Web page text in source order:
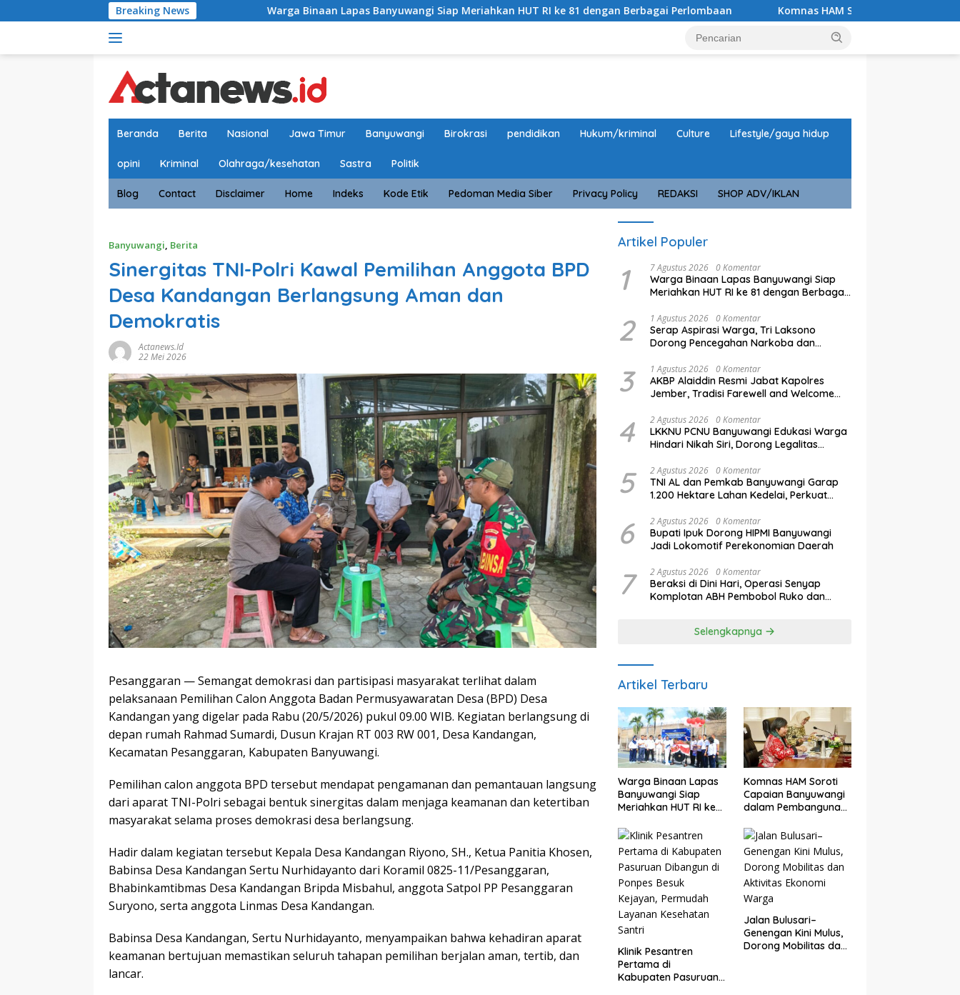
ke
Breaking NewsWarga Binaan Lapas Banyuwangi Siap Meriahkan HUT RI ke 81 dengan Berbagai Perlombaan Komnas HAM Soroti Capaian Banyuwangi dalam
Beranda Berita Nasional Jawa Timur Banyuwangi Birokrasi pendidikan Hukum/kriminal Culture Lifestyle/gaya hidup
opini Kriminal Olahraga/kesehatan Sastra Politik
Blog Contact Disclaimer Home Indeks Kode Etik Pedoman Media Siber Privacy Policy REDAKSI SHOP ADV/IKLAN
Banyuwangi, Berita
Sinergitas TNI-Polri Kawal Pemilihan Anggota BPD
Desa Kandangan Berlangsung Aman dan
Demokratis
Actanews.id
22 Mei 2026
Pesanggaran — Semangat demokrasi dan partisipasi masyarakat terlihat dalam
pelaksanaan Pemilihan Calon Anggota Badan Permusyawaratan Desa (BPD) Desa
Kandangan yang digelar pada Rabu (20/5/2026) pukul 09.00 WIB. Kegiatan berlangsung di
depan rumah Rahmad Sumardi, Dusun Krajan RT 003 RW 001, Desa Kandangan,
Kecamatan Pesanggaran, Kabupaten Banyuwangi.
Pemilihan calon anggota BPD tersebut mendapat pengamanan dan pemantauan langsung
dari aparat TNI-Polri sebagai bentuk sinergitas dalam menjaga keamanan dan ketertiban
masyarakat selama proses demokrasi desa berlangsung.
Hadir dalam kegiatan tersebut Kepala Desa Kandangan Riyono, SH., Ketua Panitia Khosen,
Babinsa Desa Kandangan Sertu Nurhidayanto dari Koramil 0825-11/Pesanggaran,
Bhabinkamtibmas Desa Kandangan Bripda Misbahul, anggota Satpol PP Pesanggaran
Suryono, serta anggota Linmas Desa Kandangan.
Babinsa Desa Kandangan, Sertu Nurhidayanto, menyampaikan bahwa kehadiran aparat
keamanan bertujuan memastikan seluruh tahapan pemilihan berjalan aman, tertib, dan
lancar.
Artikel Populer
1 7 Agustus 2026 0 Komentar
Warga Binaan Lapas Banyuwangi Siap
Meriahkan HUT RI ke 81 dengan Berbagai
2 1 Agustus 2026 0 Komentar
Serap Aspirasi Warga, Tri Laksono
Dorong Pencegahan Narkoba dan
3 1 Agustus 2026 0 Komentar
AKBP Alaiddin Resmi Jabat Kapolres
Jember, Tradisi Farewell and Welcome
4 2 Agustus 2026 0 Komentar
LKKNU PCNU Banyuwangi Edukasi Warga
Hindari Nikah Siri, Dorong Legalitas
5 2 Agustus 2026 0 Komentar
TNI AL dan Pemkab Banyuwangi Garap
1.200 Hektare Lahan Kedelai, Perkuat
6 2 Agustus 2026 0 Komentar
Bupati Ipuk Dorong HIPMI Banyuwangi
Jadi Lokomotif Perekonomian Daerah
7 2 Agustus 2026 0 Komentar
Beraksi di Dini Hari, Operasi Senyap
Komplotan ABH Pembobol Ruko dan
Selengkapnya
Artikel Terbaru
Warga Binaan Lapas
Banyuwangi Siap
Meriahkan HUT RI ke
Perlombaan
Komnas HAM Soroti
Capaian Banyuwangi
dalam Pembangunan
Penilaian HAM
Nasional
Klinik Pesantren
Pertama di
Kabupaten Pasuruan
Jalan Bulusari–
Genengan Kini Mulus,
Dorong Mobilitas dan